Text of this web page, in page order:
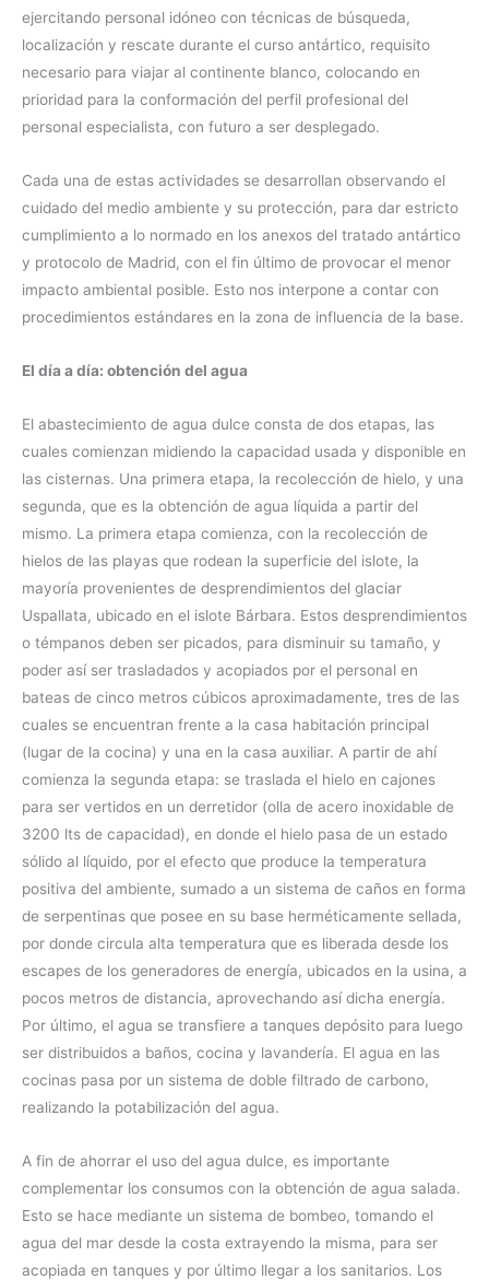
ejercitando personal idóneo con técnicas de búsqueda,
localización y rescate durante el curso antártico, requisito
necesario para viajar al continente blanco, colocando en
prioridad para la conformación del perfil profesional del
personal especialista, con futuro a ser desplegado.
Cada una de estas actividades se desarrollan observando el
cuidado del medio ambiente y su protección, para dar estricto
cumplimiento a lo normado en los anexos del tratado antártico
y protocolo de Madrid, con el fin último de provocar el menor
impacto ambiental posible. Esto nos interpone a contar con
procedimientos estándares en la zona de influencia de la base.
El día a día: obtención del agua
El abastecimiento de agua dulce consta de dos etapas, las
cuales comienzan midiendo la capacidad usada y disponible en
las cisternas. Una primera etapa, la recolección de hielo, y una
segunda, que es la obtención de agua líquida a partir del
mismo. La primera etapa comienza, con la recolección de
hielos de las playas que rodean la superficie del islote, la
mayoría provenientes de desprendimientos del glaciar
Uspallata, ubicado en el islote Bárbara. Estos desprendimientos
o témpanos deben ser picados, para disminuir su tamaño, y
poder así ser trasladados y acopiados por el personal en
bateas de cinco metros cúbicos aproximadamente, tres de las
cuales se encuentran frente a la casa habitación principal
(lugar de la cocina) y una en la casa auxiliar. A partir de ahí
comienza la segunda etapa: se traslada el hielo en cajones
para ser vertidos en un derretidor (olla de acero inoxidable de
3200 lts de capacidad), en donde el hielo pasa de un estado
sólido al líquido, por el efecto que produce la temperatura
positiva del ambiente, sumado a un sistema de caños en forma
de serpentinas que posee en su base herméticamente sellada,
por donde circula alta temperatura que es liberada desde los
escapes de los generadores de energía, ubicados en la usina, a
pocos metros de distancia, aprovechando así dicha energía.
Por último, el agua se transfiere a tanques depósito para luego
ser distribuidos a baños, cocina y lavandería. El agua en las
cocinas pasa por un sistema de doble filtrado de carbono,
realizando la potabilización del agua.
A fin de ahorrar el uso del agua dulce, es importante
complementar los consumos con la obtención de agua salada.
Esto se hace mediante un sistema de bombeo, tomando el
agua del mar desde la costa extrayendo la misma, para ser
acopiada en tanques y por último llegar a los sanitarios. Los